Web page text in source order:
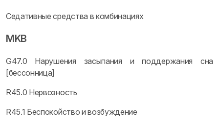
Седативные средства в комбинациях
MKB
G47.0 Нарушения засыпания и поддержания сна
[бессонница]
R45.0 Нервозность
R45.1 Беспокойство и возбуждение